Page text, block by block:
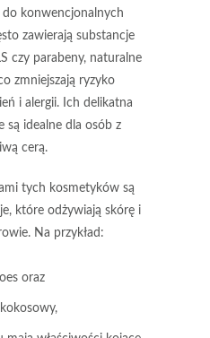
konwencjonalnych
zawierają substancje
czy parabeny, naturalne
zmniejszają ryzyko
i alergii. Ich delikatna
są idealne dla osób z
cerą.
tych kosmetyków są
które odżywiają skórę i
Na przykład:
oraz
,